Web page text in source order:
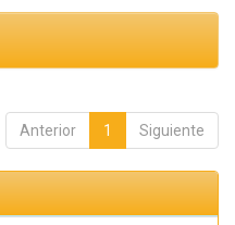
Anterior 1 Siguiente